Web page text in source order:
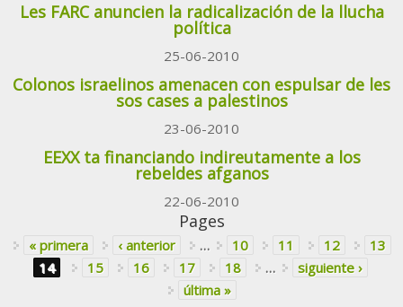
Les FARC anuncien la radicalización de la llucha
política
25-06-2010
Colonos israelinos amenacen con espulsar de les
sos cases a palestinos
23-06-2010
EEXX ta financiando indireutamente a los
rebeldes afganos
22-06-2010
Pages
« primera ‹ anterior … 10 11 12
13
14
15 16 17 18 …
siguiente ›
última »